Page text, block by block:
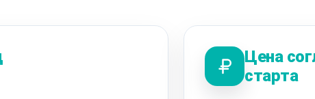
Цена
старта